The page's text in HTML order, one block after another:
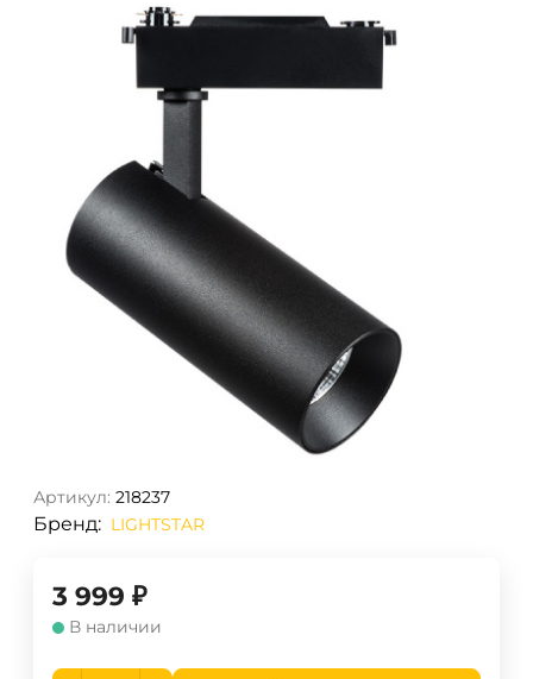
Артикул: 218237
Бренд: LIGHTSTAR
3 999 ₽
В наличии